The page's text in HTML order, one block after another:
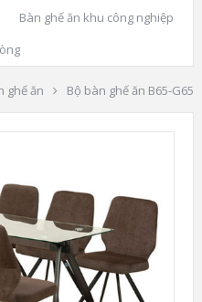
Bàn ghế ăn khu công nghiệp
ghế ăn Bộ bàn ghế ăn B65-G65